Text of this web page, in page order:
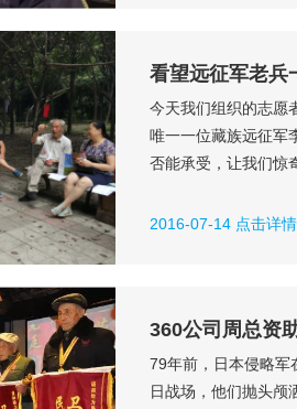
看望远征军老兵
今天我们组织的志愿
唯一一位藏族远征军
否能承受，让我们惊
人。 志愿者们同远
2016-07-14 点击详
360公司周总资
79年前，日本侵略军
日战场，他们抛头颅